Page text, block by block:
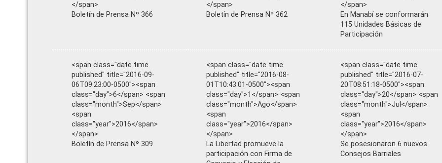
</span>
Boletín de Prensa Nº 366
</span>
Boletín de Prensa Nº 362
</span>
En Manabí se conformarán
115 Unidades Básicas de
Participación
<span class="date time
published" title="2016-09-
06T09:23:00-0500"><span
class="day">6</span> <span
class="month">Sep</span>
<span
class="year">2016</span>
</span>
Boletín de Prensa Nº 309
<span class="date time
published" title="2016-08-
01T10:43:01-0500"><span
class="day">1</span> <span
class="month">Ago</span>
<span
class="year">2016</span>
</span>
La Libertad promueve la
participación con Firma de
<span class="date time
published" title="2016-07-
20T08:51:18-0500"><span
class="day">20</span> <span
class="month">Jul</span>
<span
class="year">2016</span>
</span>
Se posesionaron 6 nuevos
Consejos Barriales